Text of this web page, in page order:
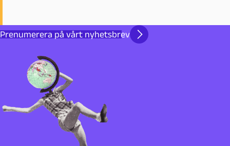
Prenumerera på vårt nyhetsbrev